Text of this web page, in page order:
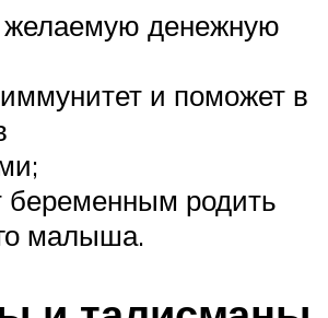
желаемую денежную
и поможет в
беременным родить
малыша.